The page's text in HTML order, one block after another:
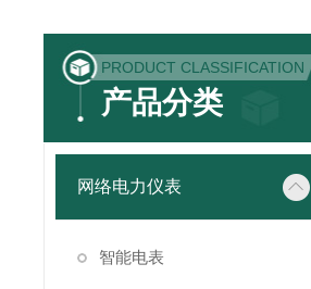
PRODUCT CLASSIFICATION
产品分类
网络电力仪表
智能电表